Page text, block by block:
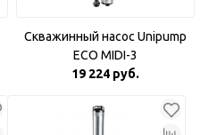
Скважинный насос Unipump
ECO MIDI-3
19 224 руб.